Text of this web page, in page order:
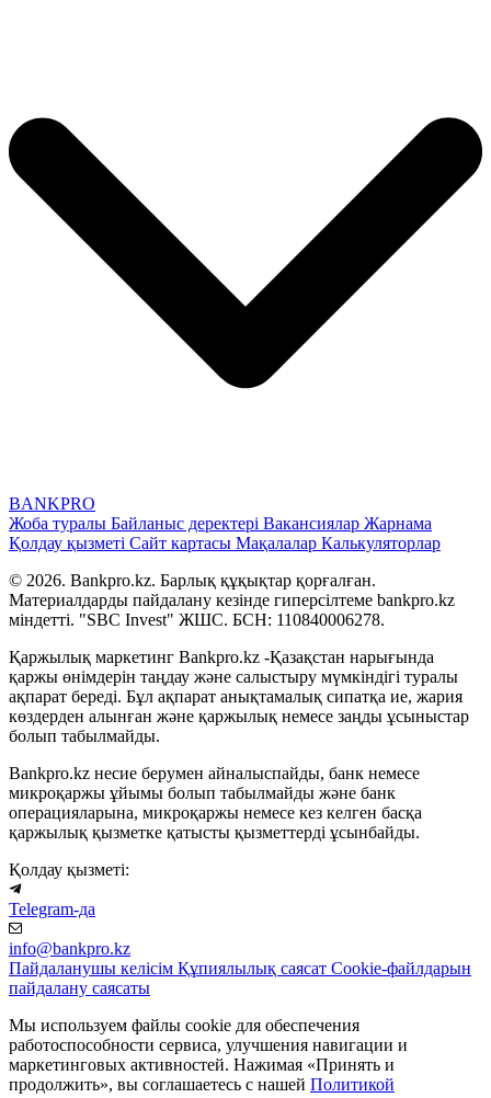
BANKPRO
Жоба туралы Байланыс деректері Вакансиялар Жарнама
Қолдау қызметі Сайт картасы Мақалалар Калькуляторлар
© 2026. Bankpro.kz. Барлық құқықтар қорғалған.
Материалдарды пайдалану кезінде гиперсілтеме bankpro.kz
міндетті. "SBC Invest" ЖШС. БСН: 110840006278.
Қаржылық маркетинг Bankpro.kz -Қазақстан нарығында
қаржы өнімдерін таңдау және салыстыру мүмкіндігі туралы
ақпарат береді. Бұл ақпарат анықтамалық сипатқа ие, жария
көздерден алынған және қаржылық немесе заңды ұсыныстар
болып табылмайды.
Bankpro.kz несие берумен айналыспайды, банк немесе
микроқаржы ұйымы болып табылмайды және банк
операцияларына, микроқаржы немесе кез келген басқа
қаржылық қызметке қатысты қызметтерді ұсынбайды.
Қолдау қызметі:
Telegram-да
info@bankpro.kz
Пайдаланушы келісім Құпиялылық саясат Cookie-файлдарын
пайдалану саясаты
Мы используем файлы cookie для обеспечения
работоспособности сервиса, улучшения навигации и
маркетинговых активностей. Нажимая «Принять и
продолжить», вы соглашаетесь с нашей Политикой